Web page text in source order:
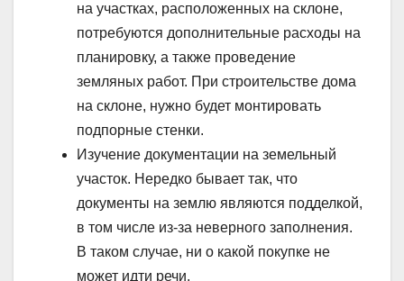
на участках, расположенных на склоне,
потребуются дополнительные расходы на
планировку, а также проведение
земляных работ. При строительстве дома
на склоне, нужно будет монтировать
подпорные стенки.
Изучение документации на земельный
участок. Нередко бывает так, что
документы на землю являются подделкой,
в том числе из-за неверного заполнения.
В таком случае, ни о какой покупке не
может идти речи.